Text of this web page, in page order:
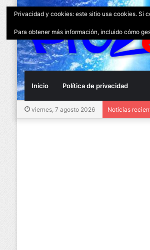
Inicio Política de privacidad
viernes, 7 agosto 2026 Noticias
Privacidad y cookies: este sitio usa cookies. Si
Para obtener más información, incluido cómo